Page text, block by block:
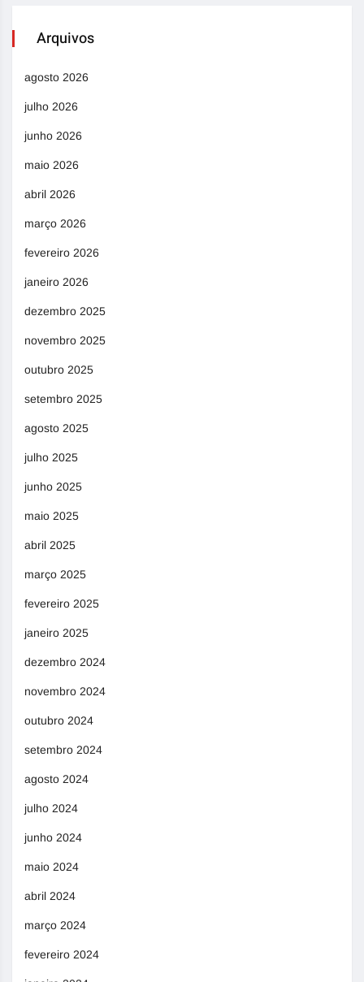
Arquivos
agosto 2026
julho 2026
junho 2026
maio 2026
abril 2026
março 2026
fevereiro 2026
janeiro 2026
dezembro 2025
novembro 2025
outubro 2025
setembro 2025
agosto 2025
julho 2025
junho 2025
maio 2025
abril 2025
março 2025
fevereiro 2025
janeiro 2025
dezembro 2024
novembro 2024
outubro 2024
setembro 2024
agosto 2024
julho 2024
junho 2024
maio 2024
abril 2024
março 2024
fevereiro 2024